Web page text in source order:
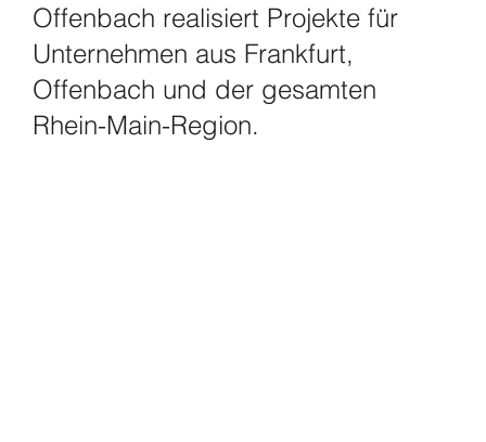
Offenbach realisiert Projekte für
Unternehmen aus Frankfurt,
Offenbach und der gesamten
Rhein-Main-Region.